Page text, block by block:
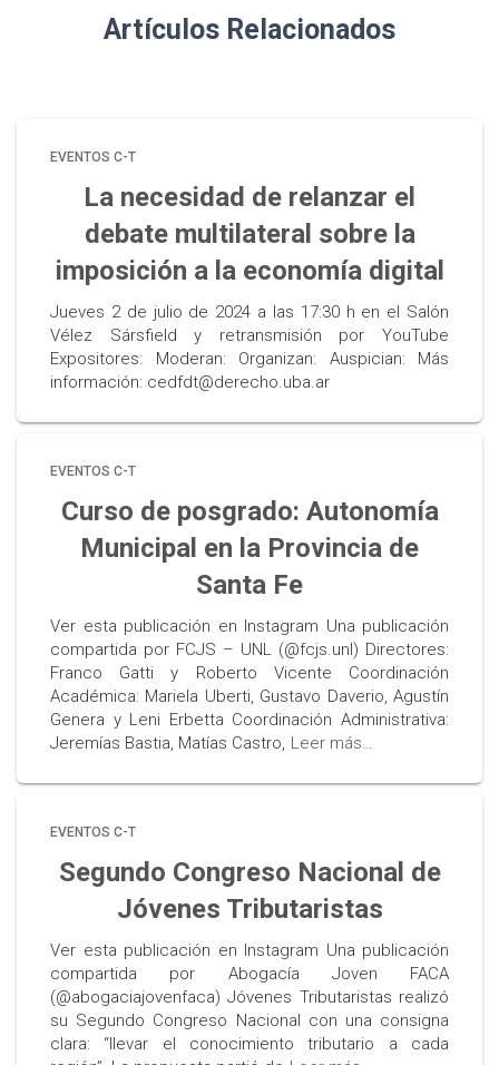
Artículos Relacionados
EVENTOS C-T
La necesidad de relanzar el
debate multilateral sobre la
imposición a la economía digital
Jueves 2 de julio de 2024 a las 17:30 h en el Salón
Vélez Sársfield y retransmisión por YouTube
Expositores: Moderan: Organizan: Auspician: Más
información: cedfdt@derecho.uba.ar
EVENTOS C-T
Curso de posgrado: Autonomía
Municipal en la Provincia de
Santa Fe
Ver esta publicación en Instagram Una publicación
compartida por FCJS – UNL (@fcjs.unl) Directores:
Franco Gatti y Roberto Vicente Coordinación
Académica: Mariela Uberti, Gustavo Daverio, Agustín
Genera y Leni Erbetta Coordinación Administrativa:
Jeremías Bastia, Matías Castro, Leer más…
EVENTOS C-T
Segundo Congreso Nacional de
Jóvenes Tributaristas
Ver esta publicación en Instagram Una publicación
compartida por Abogacía Joven FACA
(@abogaciajovenfaca) Jóvenes Tributaristas realizó
su Segundo Congreso Nacional con una consigna
clara: “llevar el conocimiento tributario a cada